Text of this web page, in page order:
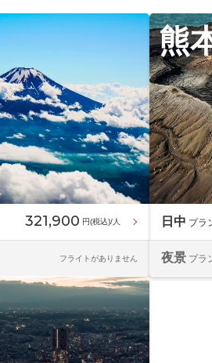
321,900 円(税込)/人
フライトがありません
熊
日中 プラ
夜景 プラ